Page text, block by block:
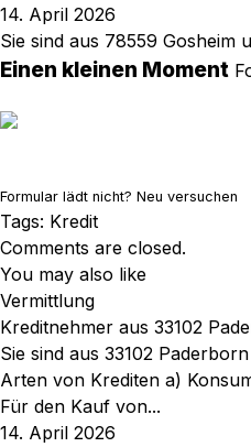
14. April 2026
Sie sind aus 78559 Gosheim
Einen kleinen Moment
Formular lädt nicht? Neu versuchen
Tags: Kredit
Comments are closed.
You may also like
Vermittlung
Kreditnehmer aus 33102
Sie sind aus 33102
Arten von Krediten a)
Für den Kauf von...
14. April 2026